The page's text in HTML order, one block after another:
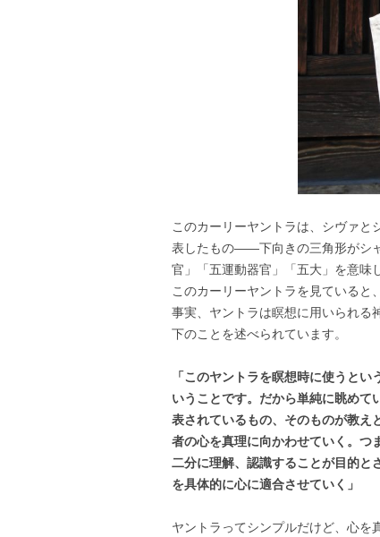
このカーリーヤントラは、シヴァと
表したもの――下向きの三角形がシ
官」「五運動器官」「五大」を意味
このカーリーヤントラを見ていると
事実、ヤントラは瞑想に用いられる
下のことを述べられています。
「このヤントラを瞑想時に使うと
いうことです。だから単純に眺め
表されているもの、そのものが教え
者の心を真理に向かわせていく。つ
二分に理解、認識することが目的と
を具体的に心に適合させていく」
ヤントラってシンプルだけど、心を